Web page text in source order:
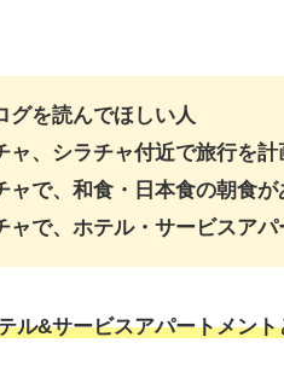
グを読んでほしい人
ャ、シラチャ付近で旅行を
ャで、和食・日本食の朝食
ャで、ホテル・サービスア
ル&サービスアパートメント